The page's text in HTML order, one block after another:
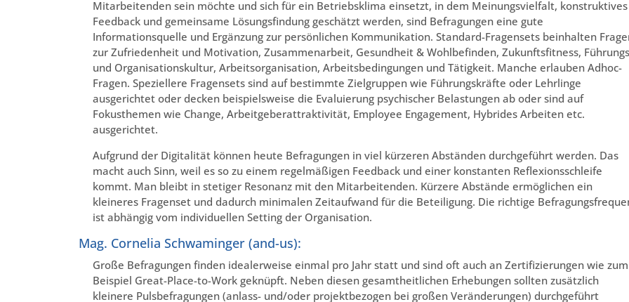
Mitarbeitenden sein möchte und sich für ein Betriebsklima einsetzt, in dem Meinungsvielfalt, konstruktives
Feedback und gemeinsame Lösungsfindung geschätzt werden, sind Befragungen eine gute
Informationsquelle und Ergänzung zur persönlichen Kommunikation. Standard-Fragensets beinhalten
zur Zufriedenheit und Motivation, Zusammenarbeit, Gesundheit & Wohlbefinden, Zukunftsfitness,
und Organisationskultur, Arbeitsorganisation, Arbeitsbedingungen und Tätigkeit. Manche erlauben Adhoc-
Fragen. Speziellere Fragensets sind auf bestimmte Zielgruppen wie Führungskräfte oder Lehrlinge
ausgerichtet oder decken beispielsweise die Evaluierung psychischer Belastungen ab oder sind auf
Fokusthemen wie Change, Arbeitgeberattraktivität, Employee Engagement, Hybrides Arbeiten etc.
ausgerichtet.
Aufgrund der Digitalität können heute Befragungen in viel kürzeren Abständen durchgeführt werden. Das
macht auch Sinn, weil es so zu einem regelmäßigen Feedback und einer konstanten Reflexionsschleife
kommt. Man bleibt in stetiger Resonanz mit den Mitarbeitenden. Kürzere Abstände ermöglichen ein
kleineres Fragenset und dadurch minimalen Zeitaufwand für die Beteiligung. Die richtige
ist abhängig vom individuellen Setting der Organisation.
Mag. Cornelia Schwaminger (and-us):
Große Befragungen finden idealerweise einmal pro Jahr statt und sind oft auch an Zertifizierungen wie zum
Beispiel Great-Place-to-Work geknüpft. Neben diesen gesamtheitlichen Erhebungen sollten zusätzlich
kleinere Pulsbefragungen (anlass- und/oder projektbezogen bei großen Veränderungen) durchgeführt